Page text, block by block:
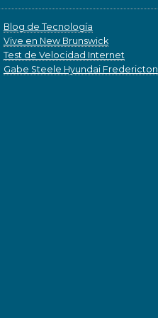
Blog de Tecnología
Vive en New Brunswick
Test de Velocidad Internet
Gabe Steele Hyundai Fredericton